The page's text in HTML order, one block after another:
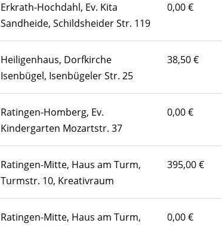
Erkrath-Hochdahl, Ev. Kita
Sandheide, Schildsheider Str. 119
0,00 €
Heiligenhaus, Dorfkirche
Isenbügel, Isenbügeler Str. 25
38,50 €
Ratingen-Homberg, Ev.
Kindergarten Mozartstr. 37
0,00 €
Ratingen-Mitte, Haus am Turm,
Turmstr. 10, Kreativraum
395,00 €
Ratingen-Mitte, Haus am Turm,
0,00 €